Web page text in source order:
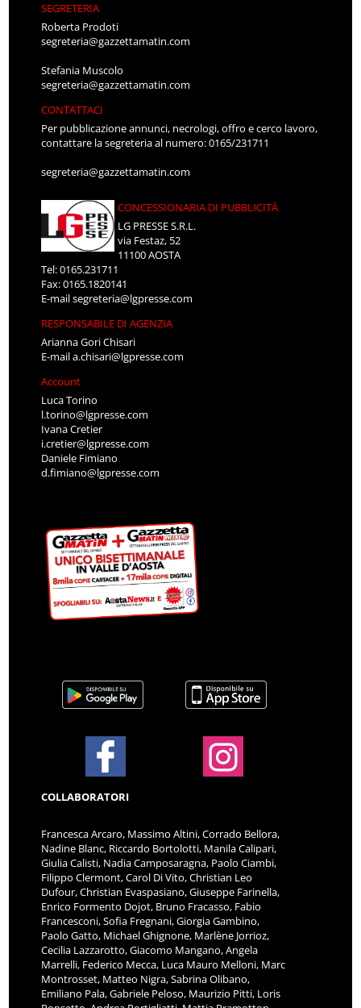
SEGRETERIA
Roberta Prodoti
segreteria@gazzettamatin.com
Stefania Muscolo
segreteria@gazzettamatin.com
CONTATTACI
Per pubblicazione annunci, necrologi, offro e cerco lavoro,
contattare la segreteria al numero: 0165/231711
segreteria@gazzettamatin.com
CONCESSIONARIA DI PUBBLICITÀ
LG PRESSE S.R.L.
via Festaz, 52
11100 AOSTA
Tel: 0165.231711
Fax: 0165.1820141
E-mailsegreteria@lgpresse.com
RESPONSABILE DI AGENZIA
Arianna Gori Chisari
E-maila.chisari@lgpresse.com
Account
Luca Torino
l.torino@lgpresse.com
Ivana Cretier
i.cretier@lgpresse.com
Daniele Fimiano
d.fimiano@lgpresse.com
COLLABORATORI
Francesca Arcaro, Massimo Altini, Corrado Bellora,
Nadine Blanc, Riccardo Bortolotti, Manila Calipari,
Giulia Calisti, Nadia Camposaragna, Paolo Ciambi,
Filippo Clermont, Carol Di Vito, Christian Leo
Dufour, Christian Evaspasiano, Giuseppe Farinella,
Enrico Formento Dojot, Bruno Fracasso, Fabio
Francesconi, Sofia Fregnani, Giorgia Gambino,
Paolo Gatto, Michael Ghignone, Marlène Jorrioz,
Cecilia Lazzarotto, Giacomo Mangano, Angela
Marrelli, Federico Mecca, Luca Mauro Melloni, Marc
Montrosset, Matteo Nigra, Sabrina Olibano,
Emiliano Pala, Gabriele Peloso, Maurizio Pitti, Loris